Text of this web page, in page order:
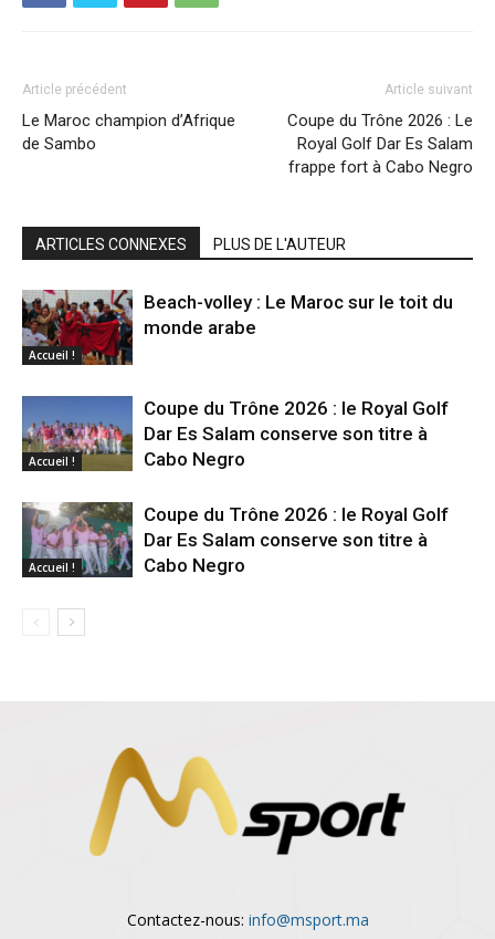
Article précédent
Le Maroc champion d’Afrique
de Sambo
Article suivant
Coupe du Trône 2026 : Le
Royal Golf Dar Es Salam
frappe fort à Cabo Negro
ARTICLES CONNEXES PLUS DE L'AUTEUR
Accueil !
Beach-volley : Le Maroc sur le toit du
monde arabe
Accueil !
Coupe du Trône 2026 : le Royal Golf
Dar Es Salam conserve son titre à
Cabo Negro
Accueil !
Coupe du Trône 2026 : le Royal Golf
Dar Es Salam conserve son titre à
Cabo Negro
Contactez-nous: info@msport.ma